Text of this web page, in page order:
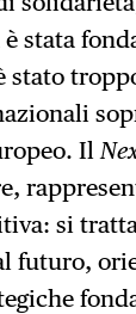
stata
Il
si
futuro,